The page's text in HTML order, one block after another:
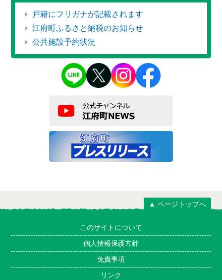
戸籍にフリガナが記載されます
江府町ふるさと納税のお知らせ
公共施設予約状況
▲ ページトップへ
このサイトについて
個人情報保護方針
免責事項
リンク